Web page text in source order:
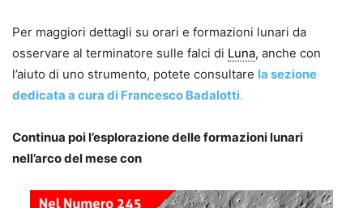
Per maggiori dettagli su orari e formazioni lunari da
osservare al terminatore sulle falci di Luna, anche con
l’aiuto di uno strumento, potete consultare la sezione
dedicata a cura di Francesco Badalotti.
Continua poi l’esplorazione delle formazioni lunari
nell’arco del mese con